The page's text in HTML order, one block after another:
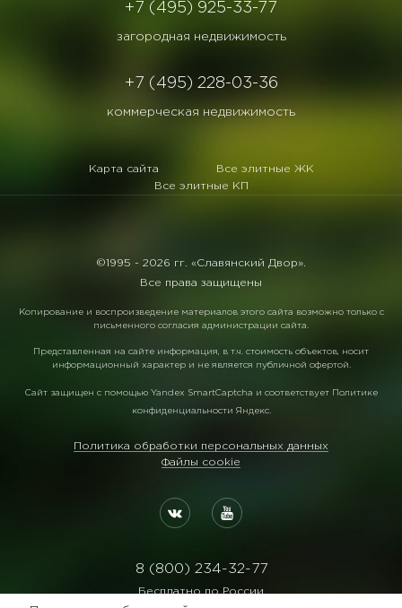
+7 (495) 925-33-77
загородная недвижимость
+7 (495) 228-03-36
коммерческая недвижимость
Карта сайта
Все элитные ЖК
Все элитные КП
©1995 - 2026 гг. «Славянский Двор».
Все права защищены
Копирование и воспроизведение материалов этого сайта возможно только с
письменного согласия администрации сайта.
Представленная на сайте информация, в т.ч. стоимость объектов, носит
информационный характер и не является публичной офертой.
Сайт защищен с помощью Yandex SmartCaptcha и соответствует Политике
конфиденциальности Яндекс.
Политика обработки персональных данных
Файлы cookie
8 (800) 234-32-77
Бесплатно по России